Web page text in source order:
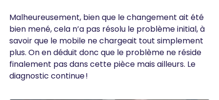
Malheureusement, bien que le changement ait été
bien mené, cela n’a pas résolu le problème initial, à
savoir que le mobile ne chargeait tout simplement
plus. On en déduit donc que le problème ne réside
finalement pas dans cette pièce mais ailleurs. Le
diagnostic continue !